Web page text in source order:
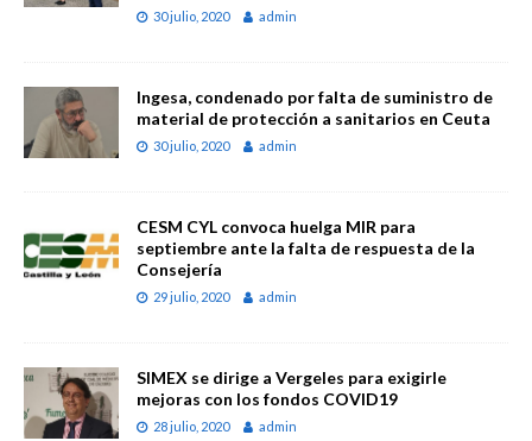
30 julio, 2020 admin
Ingesa, condenado por falta de suministro de
material de protección a sanitarios en Ceuta
30 julio, 2020 admin
CESM CYL convoca huelga MIR para
septiembre ante la falta de respuesta de la
Consejería
29 julio, 2020 admin
SIMEX se dirige a Vergeles para exigirle
mejoras con los fondos COVID19
28 julio, 2020 admin